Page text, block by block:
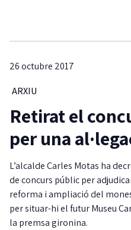
26 octubre 2017
ARXIU
Retirat el
per una
L’alcalde Carles Motas ha
de concurs públic per
reforma i ampliació del
per situar-hi el futur Museu
la premsa gironina.